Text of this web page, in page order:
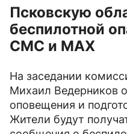
Псковскую
беспилотной
СМС и МАХ
На заседании
Михаил Ведерников
оповещения и
Жители будут